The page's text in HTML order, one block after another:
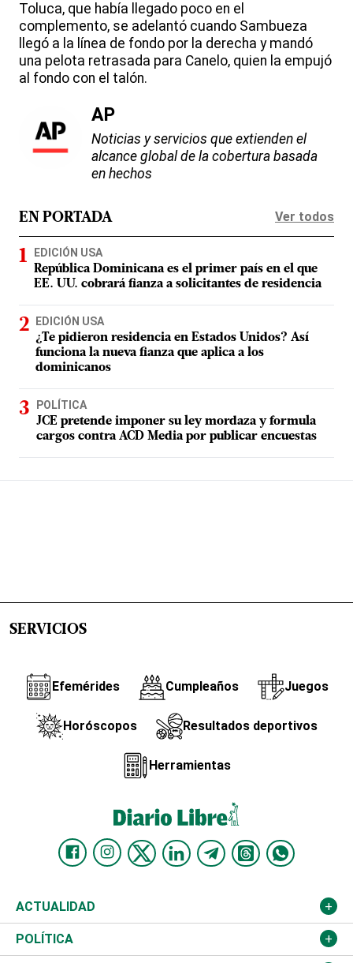
Toluca, que había llegado poco en el
complemento, se adelantó cuando Sambueza
llegó a la línea de fondo por la derecha y mandó
una pelota retrasada para Canelo, quien la empujó
al fondo con el talón.
AP
Noticias y servicios que extienden el
alcance global de la cobertura basada
en hechos
EN PORTADA Ver todos
EDICIÓN USA
República Dominicana es el primer país en el que
EE. UU. cobrará fianza a solicitantes de residencia
EDICIÓN USA
¿Te pidieron residencia en Estados Unidos? Así
funciona la nueva fianza que aplica a los
dominicanos
POLÍTICA
JCE pretende imponer su ley mordaza y formula
cargos contra ACD Media por publicar encuestas
SERVICIOS
Efemérides Cumpleaños Juegos
Horóscopos Resultados deportivos
Herramientas
ACTUALIDAD
Nacional
POLÍTICA